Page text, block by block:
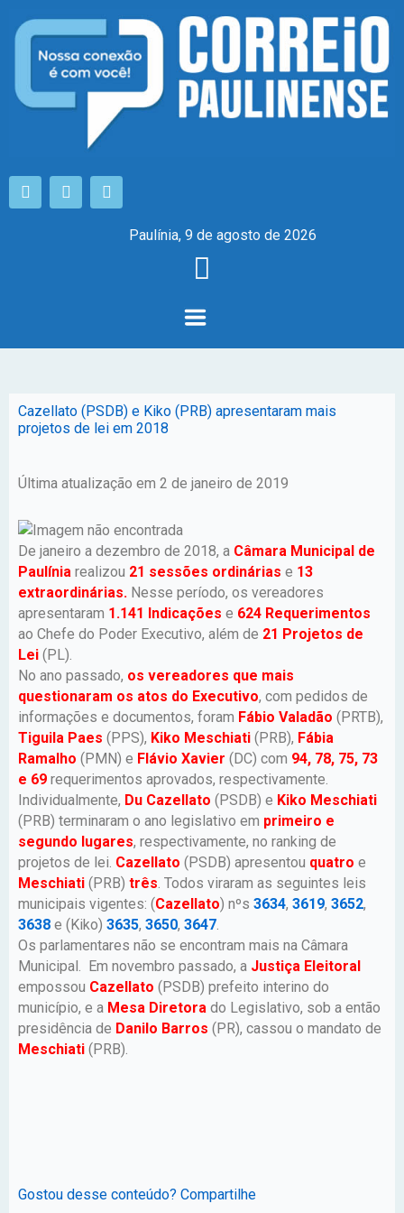
Paulínia, 9 de agosto de 2026
Cazellato (PSDB) e Kiko (PRB) apresentaram mais
projetos de lei em 2018
Última atualização em 2 de janeiro de 2019
De janeiro a dezembro de 2018, a Câmara Municipal de
Paulínia realizou 21 sessões ordinárias e 13
extraordinárias. Nesse período, os vereadores
apresentaram 1.141 Indicações e 624 Requerimentos
ao Chefe do Poder Executivo, além de 21 Projetos de
Lei (PL).
No ano passado, os vereadores que mais
questionaram os atos do Executivo, com pedidos de
informações e documentos, foram Fábio Valadão (PRTB),
Tiguila Paes (PPS), Kiko Meschiati (PRB), Fábia
Ramalho (PMN) e Flávio Xavier (DC) com 94, 78, 75, 73
e 69 requerimentos aprovados, respectivamente.
Individualmente, Du Cazellato (PSDB) e Kiko Meschiati
(PRB) terminaram o ano legislativo em primeiro e
segundo lugares, respectivamente, no ranking de
projetos de lei. Cazellato (PSDB) apresentou quatro e
Meschiati (PRB) três. Todos viraram as seguintes leis
municipais vigentes: (Cazellato) nºs 3634, 3619, 3652,
3638 e (Kiko) 3635, 3650, 3647.
Os parlamentares não se encontram mais na Câmara
Municipal. Em novembro passado, a Justiça Eleitoral
empossou Cazellato (PSDB) prefeito interino do
município, e a Mesa Diretora do Legislativo, sob a então
presidência de Danilo Barros (PR), cassou o mandato de
Meschiati (PRB).
Gostou desse conteúdo? Compartilhe